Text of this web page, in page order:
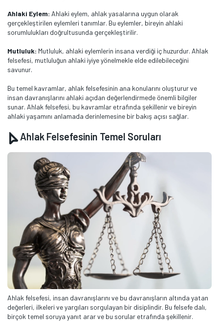
Ahlaki Eylem: Ahlaki eylem, ahlak yasalarına uygun olarak
gerçekleştirilen eylemleri tanımlar. Bu eylemler, bireyin ahlaki
sorumlulukları doğrultusunda gerçekleştirilir.
Mutluluk: Mutluluk, ahlaki eylemlerin insana verdiği iç huzurdur. Ahlak
felsefesi, mutluluğun ahlaki iyiye yönelmekle elde edilebileceğini
savunur.
Bu temel kavramlar, ahlak felsefesinin ana konularını oluşturur ve
insan davranışlarını ahlaki açıdan değerlendirmede önemli bilgiler
sunar. Ahlak felsefesi, bu kavramlar etrafında şekillenir ve bireyin
ahlaki yaşamını anlamada derinlemesine bir bakış açısı sağlar.
Ahlak Felsefesinin Temel Soruları
Ahlak felsefesi, insan davranışlarını ve bu davranışların altında yatan
değerleri, ilkeleri ve yargıları sorgulayan bir disiplindir. Bu felsefe dalı,
birçok temel soruya yanıt arar ve bu sorular etrafında şekillenir.